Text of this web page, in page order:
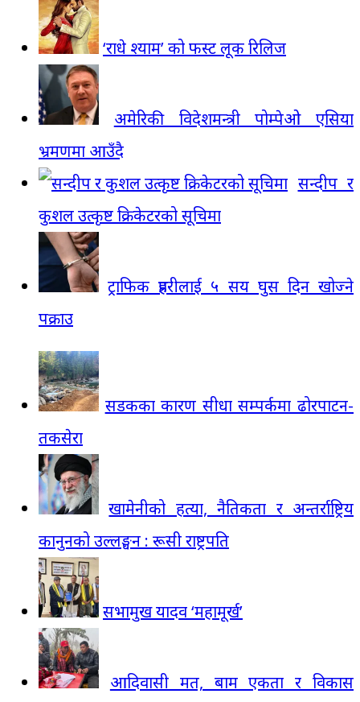
‘राधे श्याम’ को फस्ट लूक रिलिज
अमेरिकी विदेशमन्त्री पोम्पेओ एसिया
भ्रमणमा आउँदै
सन्दीप र
कुशल उत्कृष्ट क्रिकेटरको सूचिमा
ट्राफिक प्रहरीलाई ५ सय घुस दिन खोज्ने
पक्राउ
सडकका कारण सीधा सम्पर्कमा ढोरपाटन-
तकसेरा
खामेनीको हत्या, नैतिकता र अन्तर्राष्ट्रिय
कानुनको उल्लङ्घन : रूसी राष्ट्रपति
सभामुख यादव ‘महामूर्ख’
आदिवासी मत, बाम एकता र विकास